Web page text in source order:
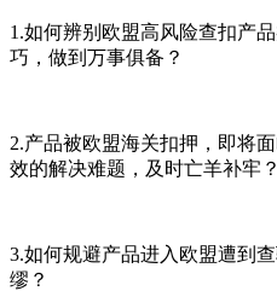
1.如何辨别欧盟高风险查扣产
巧，做到万事俱备？
2.产品被欧盟海关扣押，即将
效的解决难题，及时亡羊补牢？
3.如何规避产品进入欧盟遭到
缪？